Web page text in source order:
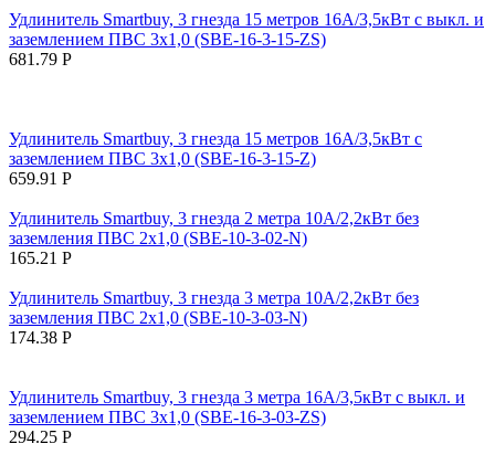
Удлинитель Smartbuy, 3 гнезда 15 метров 16А/3,5кВт с выкл. и
заземлением ПВС 3х1,0 (SBE-16-3-15-ZS)
681.79 Р
Удлинитель Smartbuy, 3 гнезда 15 метров 16А/3,5кВт с
заземлением ПВС 3х1,0 (SBE-16-3-15-Z)
659.91 Р
Удлинитель Smartbuy, 3 гнезда 2 метра 10А/2,2кВт без
заземления ПВС 2х1,0 (SBE-10-3-02-N)
165.21 Р
Удлинитель Smartbuy, 3 гнезда 3 метра 10А/2,2кВт без
заземления ПВС 2х1,0 (SBE-10-3-03-N)
174.38 Р
Удлинитель Smartbuy, 3 гнезда 3 метра 16А/3,5кВт с выкл. и
заземлением ПВС 3х1,0 (SBE-16-3-03-ZS)
294.25 Р